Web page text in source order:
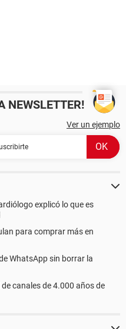
NEWSLETTER!
Ver un ejemplo
explicó lo que es
para comprar más en
WhatsApp sin borrar la
canales de 4.000 años de